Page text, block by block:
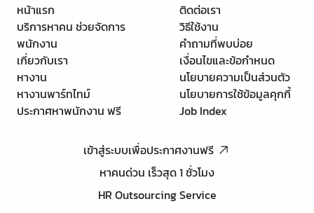
หน้าแรก
บริการหาคน ช่วยจัดการ
พนักงาน
เกี่ยวกับเรา
หางาน
หางานพาร์ทไทม์
ประกาศหาพนักงาน ฟรี
ติดต่อเรา
วิธีใช้งาน
คำถามที่พบบ่อย
เงื่อนไขและข้อกำหนด
นโยบายความเป็นส่วนตัว
นโยบายการใช้ข้อมูลคุกกี้
Job Index
เข้าสู่ระบบเพื่อประกาศงานฟรี
หาคนด่วน เร็วสุด 1 ชั่วโมง
HR Outsourcing Service